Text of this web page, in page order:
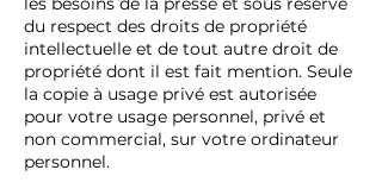
du respect des droits de propriété
intellectuelle et de tout autre droit de
propriété dont il est fait mention. Seule
la copie à usage privé est autorisée
pour votre usage personnel, privé et
non commercial, sur votre ordinateur
personnel.